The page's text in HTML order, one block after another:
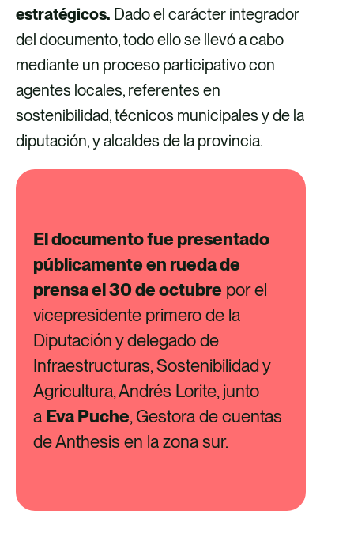
estratégicos. Dado el carácter integrador
del documento, todo ello se llevó a cabo
mediante un proceso participativo con
agentes locales, referentes en
sostenibilidad, técnicos municipales y de la
diputación, y alcaldes de la provincia.
El documento fue presentado
públicamente en rueda de
prensa el 30 de octubre por el
vicepresidente primero de la
Diputación y delegado de
Infraestructuras, Sostenibilidad y
Agricultura, Andrés Lorite, junto
a Eva Puche, Gestora de cuentas
de Anthesis en la zona sur.